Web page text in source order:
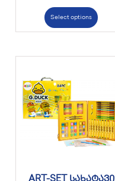
Select options